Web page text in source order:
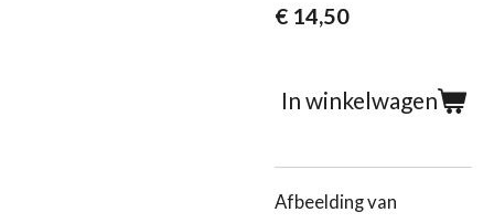
€ 14,50
In winkelwagen
Afbeelding van